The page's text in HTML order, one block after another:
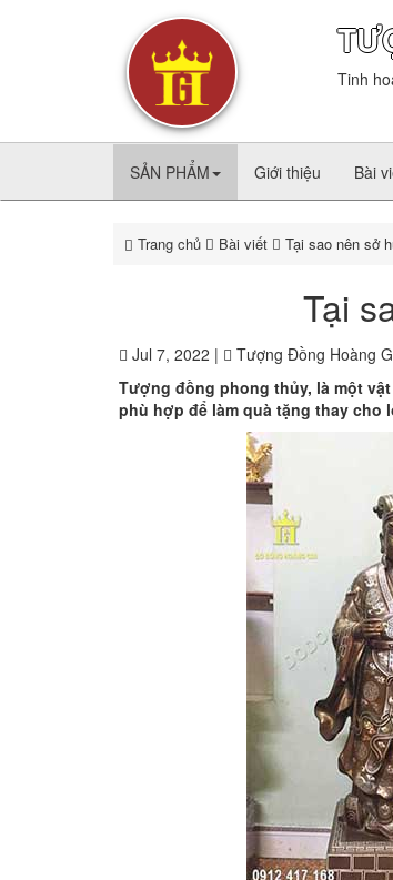
Tinh
SẢN PHẨM Giới thiệu Bài
Trang chủ Bài viết Tại sao nên sở
Tại
Jul 7, 2022 | Tượng Đồng Hoàng
Tượng đồng phong thủy, là một
phù hợp để làm quà tặng thay cho